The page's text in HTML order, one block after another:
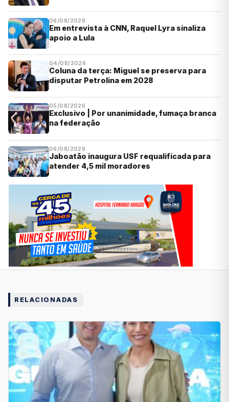
06/08/2026
Em entrevista à CNN, Raquel Lyra sinaliza
apoio a Lula
04/08/2026
Coluna da terça: Miguel se preserva para
disputar Petrolina em 2028
05/08/2026
Exclusivo | Por unanimidade, fumaça branca
na federação
06/08/2026
Jaboatão inaugura USF requalificada para
atender 4,5 mil moradores
RELACIONADAS